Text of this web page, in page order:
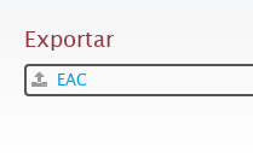
Exportar
EAC